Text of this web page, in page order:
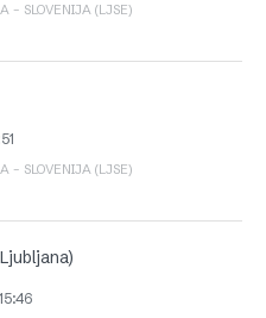
– SLOVENIJA (LJSE)
– SLOVENIJA (LJSE)